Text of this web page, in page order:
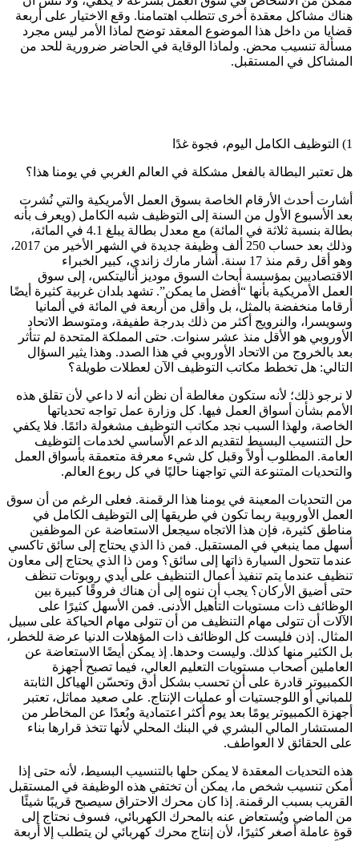
هناك مشاكل معقدة أخرى تتطلب اهتمامنا. وقع الاختيار على أربعة
قضايا من داخل هذا الموضوع المعقد توضح لماذا الأمر ليس مجرد
مسألة تنسيب محض. ولماذا الوقاية في الحاضر ضرورية للحد من
المشاكل في المستقبل.
1) التوظيف الكامل اليوم، فجوة غدًا
هل تعتبر البطالة بالفعل مشكلة في العالم الغربي في يومنا هذا؟
أشارت أحدث الأرقام الخاصة بسوق العمل الأمريكية والتي نُشرت
بعد الأسبوع الأول من السنة إلى التوظيف شبه الكامل (ويعرف بأنه
بطالة بنسبة ثلاثة في المائة) مع معدل بطالة يبلغ 4.1 في المائة،
وذلك بعد حساب 250 ألف وظيفة جديدة في الشهر الأخير من 2017،
وهو أقل رقم منذ 17 سنة. أشار مارك زاندي، كبير الخبراء
الاقتصاديين بمؤسسة أبحاث السوق موديز أناليتكس، إلى سوق
العمل الأمريكية بأنها “أفضل ما يمكن”. تشهد بلدان غربية كثيرة أيضًا
أرقاما منخفضة بالمثل، بل وأقل من أربعة في المائة في ألمانيا
وسويسرا، والنرويج أكثر من ذلك بدرجة طفيفة، ومتوسط الاتحاد
الأوروبي هو الأقل منذ عشر سنوات. حتى المملكة المتحدة لم تتأثر
بعد بالخروج من الاتحاد الأوروبي في هذا الصدد. وهذا يثير السؤال
التالي: هل تخطط مكاتب التوظيف الآن لعطلات طويلة؟
لا نرجو ذلك؛ لأنه ستكون مغالطة أن نظن أنه لا داعي لأن تقلق هذه
الأمم بشأن أسواق العمل فيها. كل وزارة عمل تواجه تحدياتها
الخاصة، ولهذا السبب نجد مكاتب التوظيف مشغولة دائمًا. فلا يكفي
حل التنسيب البسيط لتقديم الدعم الأساسي لخدمات التوظيف
العامة. المطلوب أولاً وقبل كل شيء معرفة متعمقة بأسواق العمل
والتحديات المتنوعة التي تواجهنا حاليًا في كل ربوع العالم.
من التحديات المعينة في يومنا هذا الرقمنة. فعلى الرغم من أن سوق
العمل الأوروبية ربما تكون في طريقها إلى التوظيف الكامل في
مناطق كثيرة، فإن هذا الاتجاه سيجعل الاستعاضة عن الموظفين
أسهل مما ينبغي في المستقبل. فمن ذا الذي يحتاج إلى سائق تاكسي
عندما تتحول السيارة ذاتها إلى سائق؟ ومن ذا الذي يحتاج إلى معاون
تنظيف عندما يتم تنفيذ أعمال التنظيف على أيدي روبوتات تنظف
حتى أضيق الأركان؟ يجب أن ننوه إلى أن هناك فروقًا كبيرة بين
الوظائف ذات مستويات التأهيل الأدنى. فمن الأسهل كثيرًا على
الآلات أن تتولى مهام التنظيف من أن تتولى مهام الحياكة على سبيل
المثال. إذن فليست كل الوظائف ذات المؤهلات الدنيا عرضة للخطر،
بل الكثير منها كذلك. وليست وحدها. إذ يمكن أيضًا الاستعاضة عن
العاملين أصحاب مستويات التعليم العالي، فيما تصبح أجهزة
الكمبيوتر قادرة على أن تحسب بشكل أدق وتحسّن الهياكل الثابتة
للمباني أو اللوجستيات أو عمليات الإنتاج. على صعيد مماثل، تعتبر
أجهزة الكمبيوتر يومًا بعد يوم أكثر اعتمادية وبُعدًا عن المخاطر من
المستشار المالي البشري في البنك المحلي لأنها تتخذ قرارها بناء
على الحقائق لا العواطف.
هذه التحديات المعقدة لا يمكن حلها بالتنسيب البسيط، لأنه حتى إذا
أمكن تنسيب شخص ما، يمكن أن تختفي هذه الوظيفة في المستقبل
القريب بسبب الرقمنة. إذا كان محرك الاحتراق سيصبح قريبًا شيئًا
من الماضي ويُستعاض عنه بالمحرك الكهربائي، فسوف نحتاج إلى
قوة عاملة أصغر كثيرًا، لأن إنتاج محرك كهربائي لن يتطلب إلا أربعة